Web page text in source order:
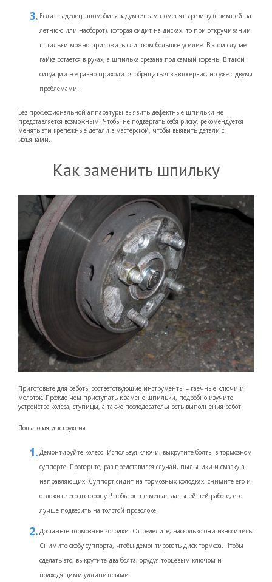
Если владелец автомобиля задумает сам поменять резину (с зимней на
летнюю или наоборот), которая сидит на дисках, то при откручивании
шпильки можно приложить слишком большое усилие. В этом случае
гайка остается в руках, а шпилька срезана под самый корень. В такой
ситуации все равно приходится обращаться в автосервис, но уже с двумя
проблемами.
Без профессиональной аппаратуры выявить дефектные шпильки не
представляется возможным. Чтобы не подвергать себя риску, рекомендуется
менять эти крепежные детали в мастерской, чтобы выявить детали с
изъянами.
Как заменить шпильку
Приготовьте для работы соответствующие инструменты – гаечные ключи и
молоток. Прежде чем приступать к замене шпильки, подробно изучите
устройство колеса, ступицы, а также последовательность выполнения работ.
Пошаговая инструкция:
Демонтируйте колесо. Используя ключи, выкрутите болты в тормозном
суппорте. Проверьте, раз представился случай, пыльники и смазку в
направляющих. Суппорт сидит на тормозных колодках, снимите его и
отложите его в сторону. Чтобы он не мешал дальнейшей работе, его
лучше подвесить на толстой проволоке.
Достаньте тормозные колодки. Определите, насколько они износились.
Снимите скобу суппорта, чтобы демонтировать диск тормоза. Чтобы
сделать это, выкрутите два болта, орудуя торцевым ключом и
подходящими удлинителями.